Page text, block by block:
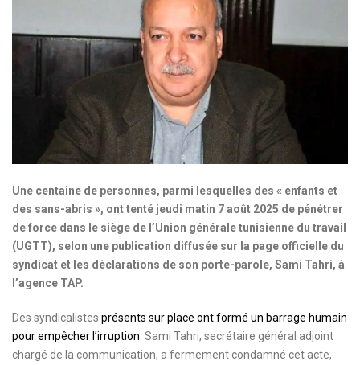
Une centaine de personnes, parmi lesquelles des « enfants et
des sans-abris », ont tenté jeudi matin 7 août 2025 de pénétrer
de force dans le siège de l’Union générale tunisienne du travail
(UGTT), selon une publication diffusée sur la page officielle du
syndicat et les déclarations de son porte-parole, Sami Tahri, à
l’agence TAP.
Des syndicalistes présents sur place ont formé un barrage humain
pour empêcher l’irruption . Sami Tahri, secrétaire général adjoint
chargé de la communication, a fermement condamné cet acte,